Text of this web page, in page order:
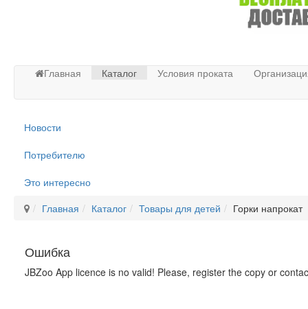
Главная Каталог Условия проката
Новости
Потребителю
Это интересно
Главная
Каталог Товары для детей Горки напрокат
Ошибка
JBZoo App licence is no valid! Please, register the copy or